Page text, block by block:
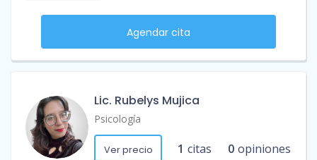
Agendar cita
Lic. Rubelys Mujica
Psicología
Ver precio 1 citas 0 opiniones